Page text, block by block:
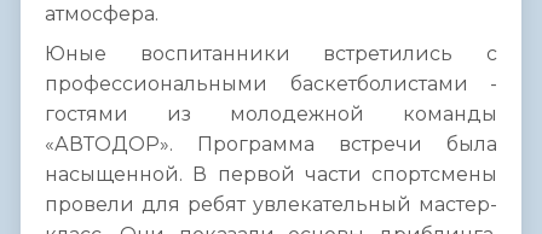
атмосфера.
Юные воспитанники встретились с
профессиональными баскетболистами -
гостями из молодежной команды
«АВТОДОР». Программа встречи была
насыщенной. В первой части спортсмены
провели для ребят увлекательный мастер-